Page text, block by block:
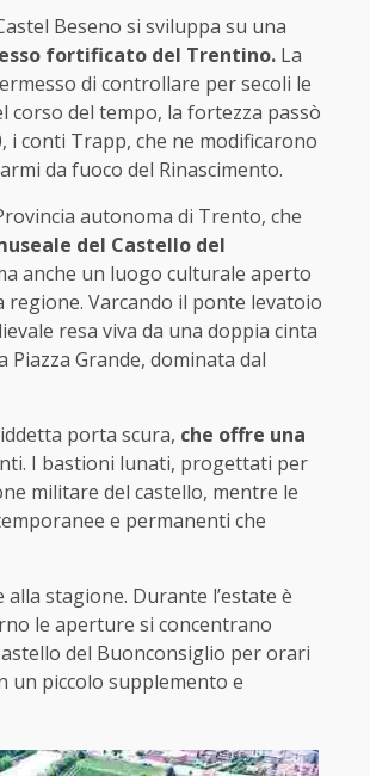
Beseno si sviluppa su una
fortificato del Trentino. La
di controllare per secoli le
corso del tempo, la fortezza passò
i conti Trapp, che ne modificarono
da fuoco del Rinascimento.
autonoma di Trento, che
del Castello del
anche un luogo culturale aperto
Varcando il ponte levatoio
resa viva da una doppia cinta
Grande, dominata dal
porta scura, che offre una
I bastioni lunati, progettati per
militare del castello, mentre le
e permanenti che
stagione. Durante l’estate è
le aperture si concentrano
del Buonconsiglio per orari
un piccolo supplemento e